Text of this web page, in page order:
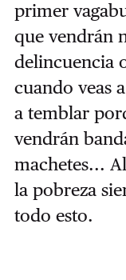
primer
que vendrán
delincuencia
cuando veas
a temblar
vendrán
machetes...
la pobreza
todo esto.